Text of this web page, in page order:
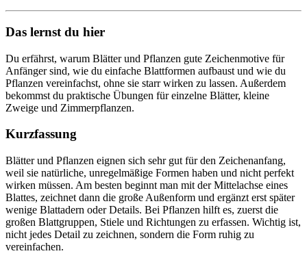
Das lernst du hier
Du erfährst, warum Blätter und Pflanzen gute Zeichenmotive für
Anfänger sind, wie du einfache Blattformen aufbaust und wie du
Pflanzen vereinfachst, ohne sie starr wirken zu lassen. Außerdem
bekommst du praktische Übungen für einzelne Blätter, kleine
Zweige und Zimmerpflanzen.
Kurzfassung
Blätter und Pflanzen eignen sich sehr gut für den Zeichenanfang,
weil sie natürliche, unregelmäßige Formen haben und nicht perfekt
wirken müssen. Am besten beginnt man mit der Mittelachse eines
Blattes, zeichnet dann die große Außenform und ergänzt erst später
wenige Blattadern oder Details. Bei Pflanzen hilft es, zuerst die
großen Blattgruppen, Stiele und Richtungen zu erfassen. Wichtig ist,
nicht jedes Detail zu zeichnen, sondern die Form ruhig zu
vereinfachen.